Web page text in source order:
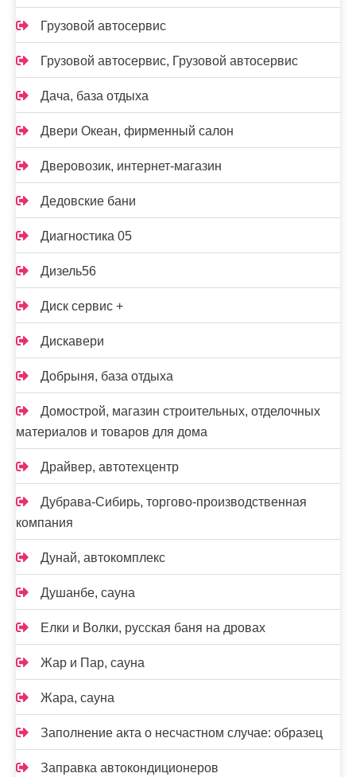
Грузовой автосервис
Грузовой автосервис, Грузовой автосервис
Дача, база отдыха
Двери Океан, фирменный салон
Дверовозик, интернет-магазин
Дедовские бани
Диагностика 05
Дизель56
Диск сервис +
Дискавери
Добрыня, база отдыха
Домострой, магазин строительных, отделочных
материалов и товаров для дома
Драйвер, автотехцентр
Дубрава-Сибирь, торгово-производственная
компания
Дунай, автокомплекс
Душанбе, сауна
Елки и Волки, русская баня на дровах
Жар и Пар, сауна
Жара, сауна
Заполнение акта о несчастном случае: образец
Заправка автокондиционеров